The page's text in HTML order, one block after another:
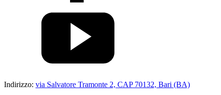
Indirizzo: via Salvatore Tramonte 2, CAP 70132, Bari (BA)